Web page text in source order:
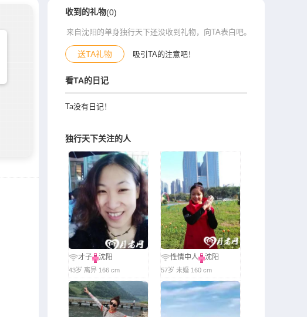
收到的礼物(0)
来自沈阳的单身独行天下还没收到礼物，向TA表白吧。
送TA礼物 吸引TA的注意吧！
看TA的日记
Ta没有日记！
独行天下关注的人
才子 沈阳
43岁 离异 166 cm
性情中人 沈阳
57岁 未婚 160 cm